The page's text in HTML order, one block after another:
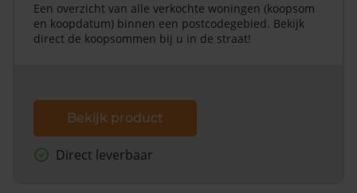
Een overzicht van alle verkochte woningen (koopsom
en koopdatum) binnen een postcodegebied. Bekijk
direct de koopsommen bij u in de straat!
Bekijk product
Direct leverbaar